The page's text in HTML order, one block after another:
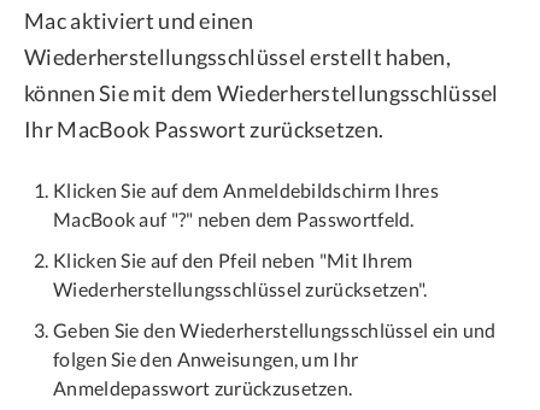
Mac aktiviert und einen
Wiederherstellungsschlüssel erstellt haben,
können Sie mit dem Wiederherstellungsschlüssel
Ihr MacBook Passwort zurücksetzen.
Klicken Sie auf dem Anmeldebildschirm Ihres
MacBook auf "?" neben dem Passwortfeld.
Klicken Sie auf den Pfeil neben "Mit Ihrem
Wiederherstellungsschlüssel zurücksetzen".
Geben Sie den Wiederherstellungsschlüssel ein und
folgen Sie den Anweisungen, um Ihr
Anmeldepasswort zurückzusetzen.